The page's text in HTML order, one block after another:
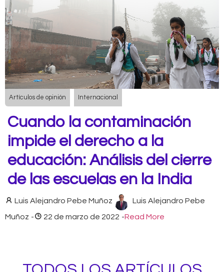
Artículos de opinión Internacional
Cuando la contaminación
impide el derecho a la
educación: Análisis del cierre
de las escuelas en la India
Luis Alejandro Pebe Muñoz Luis Alejandro Pebe
Muñoz - 22 de marzo de 2022 -Read More